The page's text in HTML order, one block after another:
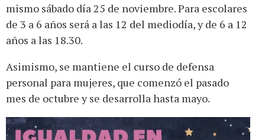
mismo sábado día 25 de noviembre. Para escolares
de 3 a 6 años será a las 12 del mediodía, y de 6 a 12
años a las 18.30.
Asimismo, se mantiene el curso de defensa
personal para mujeres, que comenzó el pasado
mes de octubre y se desarrolla hasta mayo.